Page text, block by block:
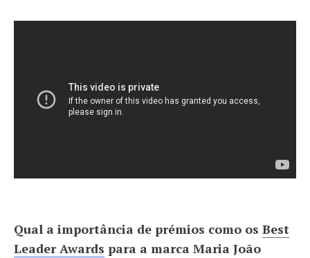
Qual a importância de prémios como os Best
Leader Awards para a marca Maria João